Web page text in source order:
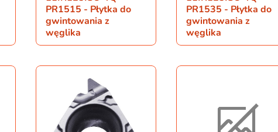
PR1515 - Płytka do
gwintowania z
węglika
PR1535 - Płytka do
gwintowania z
węglika